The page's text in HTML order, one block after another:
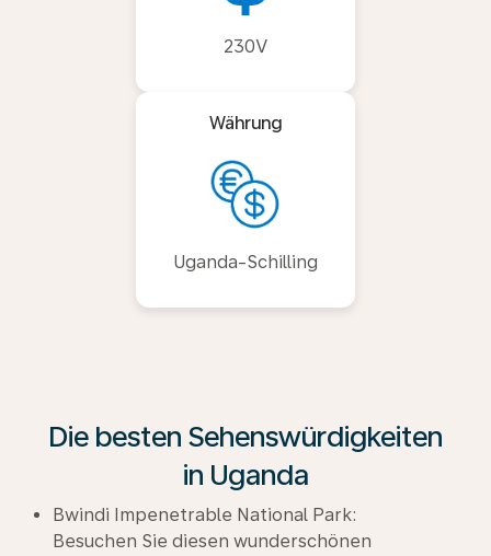
230V
Währung
Uganda-Schilling
Die besten Sehenswürdigkeiten
in Uganda
Bwindi Impenetrable National Park:
Besuchen Sie diesen wunderschönen